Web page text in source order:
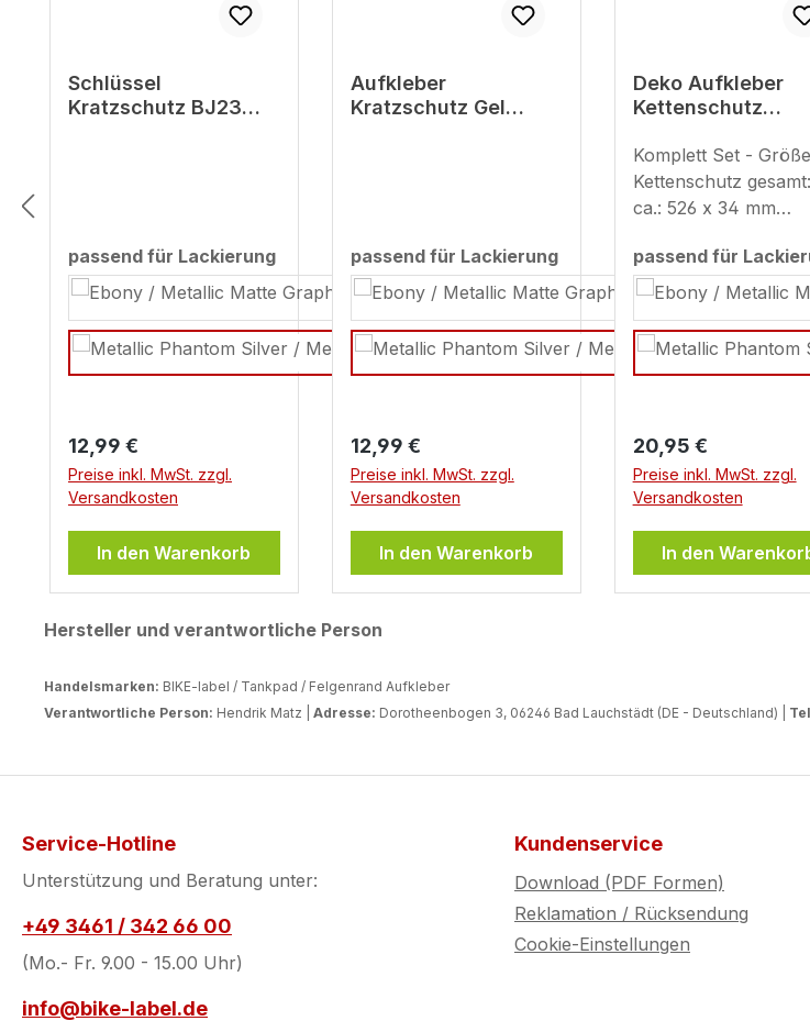
Schlüssel
Kratzschutz BJ23
passend für Lackierung
auswählen
Regulärer Preis:
12,99 €
Preise inkl. MwSt. zzgl.
Versandkosten
In den Warenkorb
Aufkleber
Kratzschutz Gel
passend für Lackierung
auswählen
Regulärer Preis:
12,99 €
Preise inkl. MwSt. zzgl.
Versandkosten
In den Warenkorb
Deko Aufkleber
Kettenschutz
kompatibel für
Kawasaki Z900 rot
silber
Komplett Set -
Kettenschutz gesamt:
ca.: 526 x 34 mm
ca.: 47 x 119 mm
Kennzeichenhalter: je
passend für
auswählen
Regulärer Preis:
20,95 €
Preise inkl. MwSt. zzgl.
Versandkosten
In den
Hersteller und verantwortliche Person
Handelsmarken: BIKE-label / Tankpad / Felgenrand Aufkleber
Verantwortliche Person: Hendrik Matz | Adresse: Dorotheenbogen 3, 06246 Bad Lauchstädt (DE - Deutschland) |
Service-Hotline
Unterstützung und Beratung unter:
+49 3461 / 342 66 00
(Mo.- Fr. 9.00 - 15.00 Uhr)
info@bike-label.de
Kundenservice
Download (PDF Formen)
Reklamation / Rücksendung
Cookie-Einstellungen